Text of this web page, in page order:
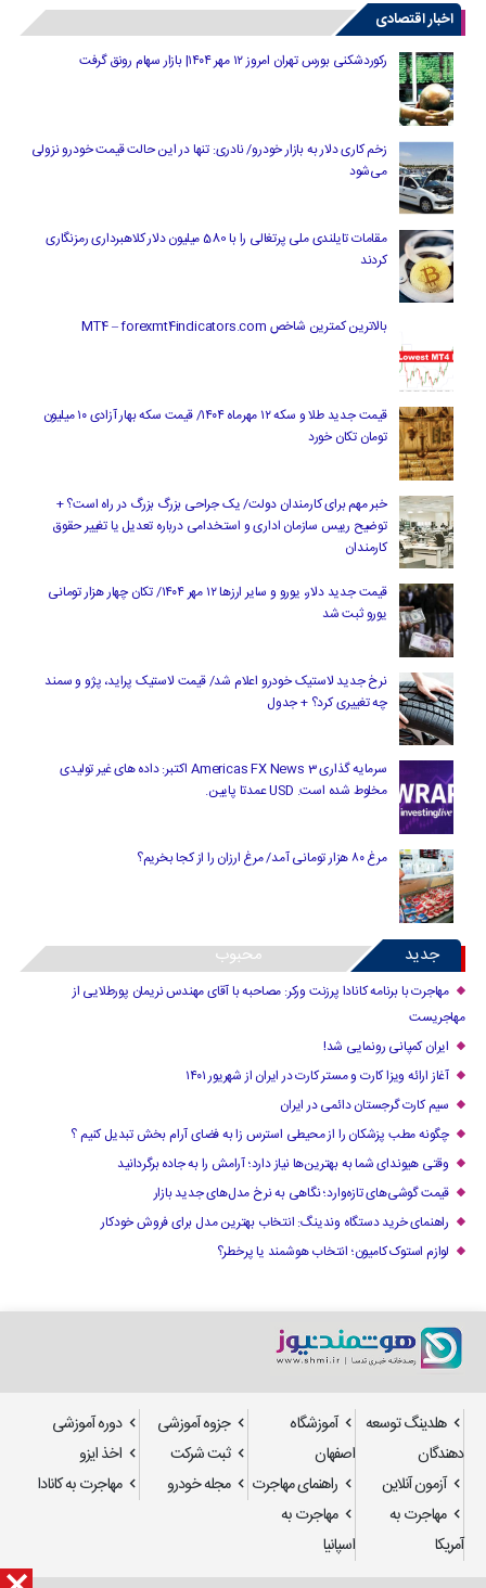
اخبار اقتصادی
رکوردشکنی بورس تهران امروز ۱۲ مهر ۱۴۰۴| بازار سهام رونق گرفت
زخم کاری دلار به بازار خودرو/ نادری: تنها در این حالت قیمت خودرو نزولی
می‌شود
مقامات تایلندی ملی پرتغالی را با 580 میلیون دلار کلاهبرداری رمزنگاری
کردند
بالاترین کمترین شاخص MT4 – forexmt4indicators.com
قیمت جدید طلا و سکه ۱۲ مهرماه ۱۴۰۴/ قیمت سکه بهار آزادی ۱۰ میلیون
تومان تکان خورد
خبر مهم برای کارمندان دولت/ یک جراحی بزرگ بزرگ در راه است؟ +
توضیح رییس سازمان اداری و استخدامی درباره تعدیل یا تغییر حقوق
کارمندان
قیمت جدید دلار، یورو و سایر ارزها ۱۲ مهر ۱۴۰۴/ تکان چهار هزار تومانی
یورو ثبت شد
نرخ جدید لاستیک خودرو اعلام شد/ قیمت لاستیک پراید، پژو و سمند
چه تغییری کرد؟ + جدول
سرمایه گذاری Americas FX News 3 اکتبر: داده های غیر تولیدی
مخلوط شده است. USD عمدتا پایین.
مرغ ۸۰ هزار تومانی آمد/ مرغ ارزان را از کجا بخریم؟
جدید محبوب
مهاجرت با برنامه کانادا پرزنت ورکر: مصاحبه با آقای مهندس نریمان پورطلایی از
مهاجریست
ایران کمپانی رونمایی شد!
آغاز ارائه ویزا کارت و مستر کارت در ایران از شهریور ۱۴۰۱
سیم کارت گرجستان دائمی در ایران
چگونه مطب پزشکان را از محیطی استرس زا به فضای آرام بخش تبدیل کنیم ؟
وقتی هیوندای شما به بهترین‌ها نیاز دارد؛ آرامش را به جاده برگردانید
قیمت گوشی‌های تازه‌وارد؛ نگاهی به نرخ مدل‌های جدید بازار
راهنمای خرید دستگاه وندینگ: انتخاب بهترین مدل برای فروش خودکار
لوازم استوک کامیون؛ انتخاب هوشمند یا پرخطر؟
هلدینگ توسعه
دهندگان
آموزشگاه
اصفهان
جزوه آموزشی
دوره آموزشی
ثبت شرکت
اخذ ایزو
آزمون آنلاین
راهنمای مهاجرت مجله خودرو
مهاجرت به کانادا
مهاجرت به
آمریکا
مهاجرت به
اسپانیا